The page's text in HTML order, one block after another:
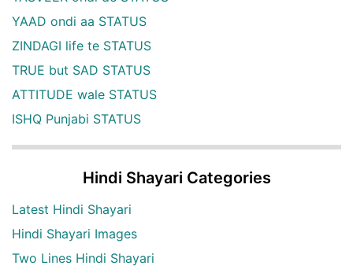
YAAD ondi aa STATUS
ZINDAGI life te STATUS
TRUE but SAD STATUS
ATTITUDE wale STATUS
ISHQ Punjabi STATUS
Hindi Shayari Categories
Latest Hindi Shayari
Hindi Shayari Images
Two Lines Hindi Shayari